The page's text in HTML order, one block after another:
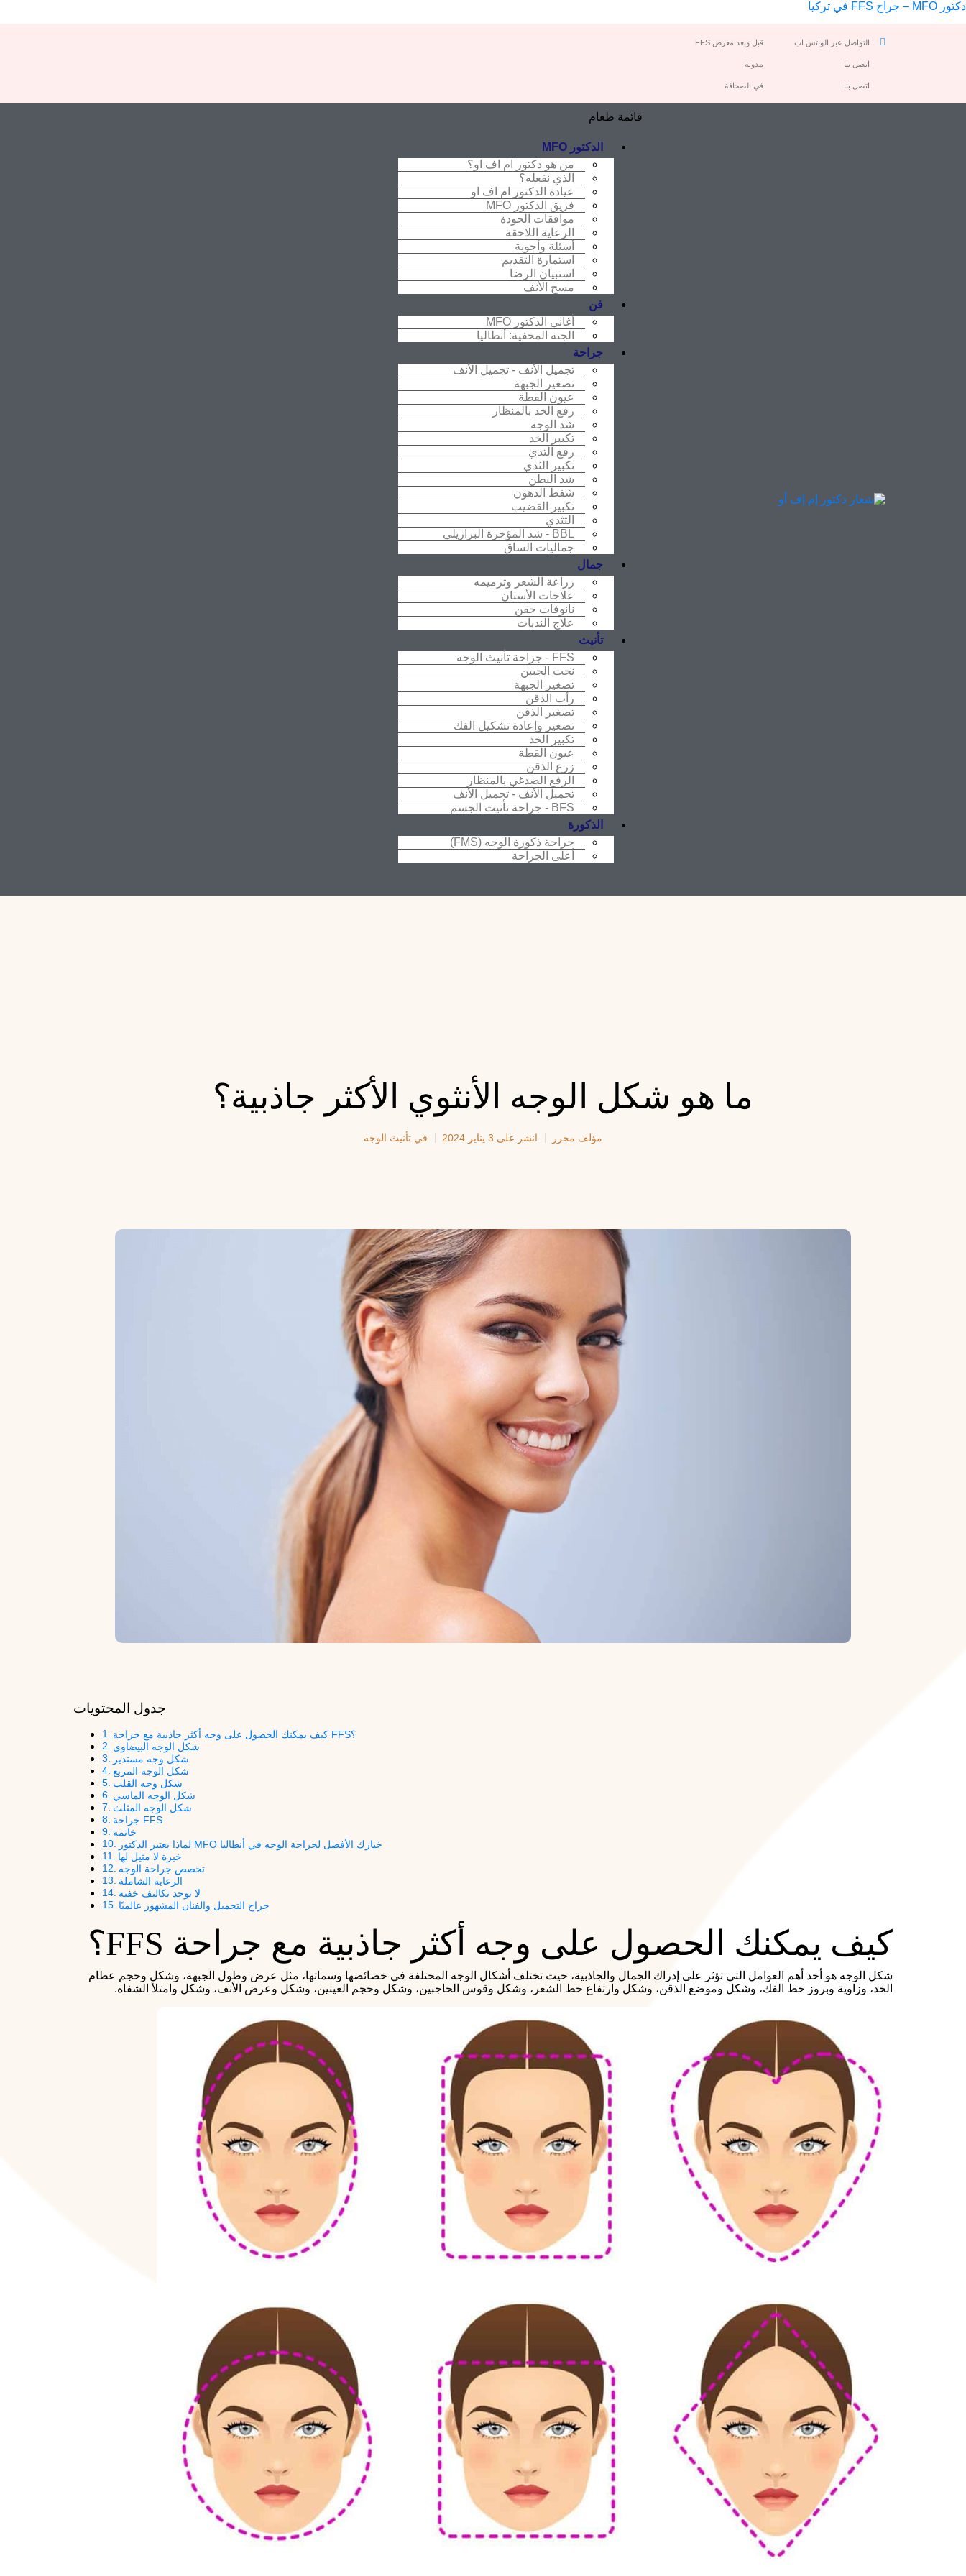
دكتور MFO – جراح FFS في تركيا
التواصل عبر الواتس اب
اتصل بنا
اتصل بنا
قبل وبعد معرض FFS
مدونة
في الصحافة
قائمة طعام
الدكتور MFO
من هو دكتور ام اف او؟
الذي نفعله؟
عيادة الدكتور ام اف او
فريق الدكتور MFO
موافقات الجودة
الرعاية اللاحقة
أسئلة وأجوبة
استمارة التقديم
استبيان الرضا
مسح الأنف
فن
أغاني الدكتور MFO
الجنة المخفية: أنطاليا
جراحة
تجميل الأنف - تجميل الأنف
تصغير الجبهة
عيون القطة
رفع الخد بالمنظار
شد الوجه
تكبير الخد
رفع الثدي
تكبير الثدي
شد البطن
شفط الدهون
تكبير القضيب
التثدي
BBL - شد المؤخرة البرازيلي
جماليات الساق
جمال
زراعة الشعر وترميمه
علاجات الأسنان
نانوفات حقن
علاج الندبات
تأنيث
FFS - جراحة تأنيث الوجه
نحت الجبين
تصغير الجبهة
رأب الذقن
تصغير الذقن
تصغير وإعادة تشكيل الفك
تكبير الخد
عيون القطة
زرع الذقن
الرفع الصدغي بالمنظار
تجميل الأنف - تجميل الأنف
BFS - جراحة تأنيث الجسم
الذكورة
جراحة ذكورة الوجه (FMS)
أعلى الجراحة
ما هو شكل الوجه الأنثوي الأكثر جاذبية؟
مؤلف محرر انشر على في تأنيث الوجه
جدول المحتويات
كيف يمكنك الحصول على وجه أكثر جاذبية مع جراحة FFS؟
شكل الوجه البيضاوي
شكل وجه مستدير
شكل الوجه المربع
شكل وجه القلب
شكل الوجه الماسي
شكل الوجه المثلث
جراحة FFS
خاتمة
لماذا يعتبر الدكتور MFO خيارك الأفضل لجراحة الوجه في أنطاليا
خبرة لا مثيل لها
تخصص جراحة الوجه
الرعاية الشاملة
لا توجد تكاليف خفية
جراح التجميل والفنان المشهور عالميًا
كيف يمكنك الحصول على وجه أكثر جاذبية مع جراحة FFS؟
شكل الوجه هو أحد أهم العوامل التي تؤثر على إدراك الجمال والجاذبية، حيث تختلف أشكال الوجه المختلفة في خصائصها وسماتها، مثل عرض وطول الجبهة، وشكل وحجم عظام
الخد، وزاوية وبروز خط الفك، وشكل وموضع الذقن، وشكل وارتفاع خط الشعر، وشكل وقوس الحاجبين، وشكل وحجم العينين، وشكل وعرض الأنف، وشكل وامتلأ الشفاه.